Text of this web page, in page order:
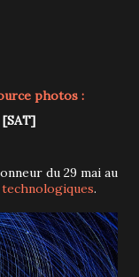
photos :
du 29 mai au
.